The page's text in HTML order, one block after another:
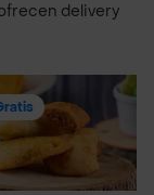
delivery